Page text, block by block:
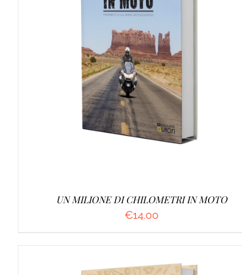
AGGIUNGI AL CARRELLO / DETTAGLI
UN MILIONE DI CHILOMETRI IN MOTO
€14.00